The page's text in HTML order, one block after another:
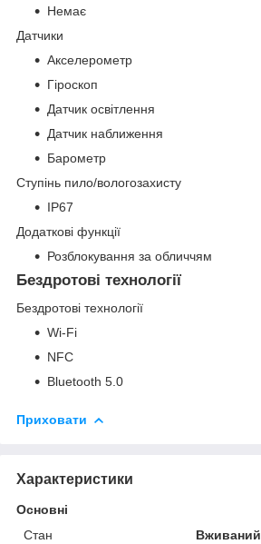
Немає
Датчики
Акселерометр
Гіроскоп
Датчик освітлення
Датчик наближення
Барометр
Ступінь пило/вологозахисту
IP67
Додаткові функції
Розблокування за обличчям
Бездротові технології
Бездротові технології
Wi-Fi
NFC
Bluetooth 5.0
Приховати
Характеристики
Основні
Стан
Вживаний